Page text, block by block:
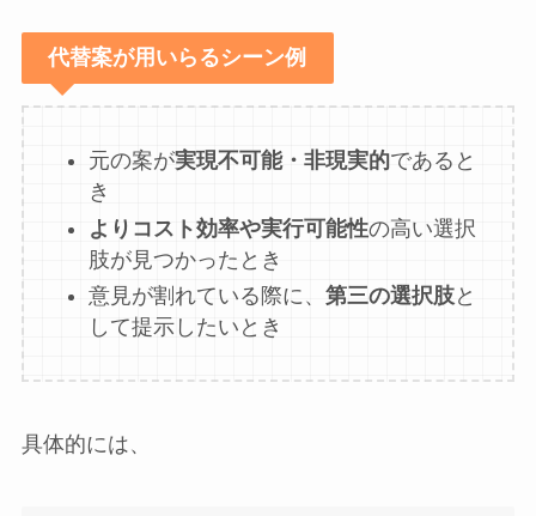
代替案が用いらるシーン例
元の案が実現不可能・非現実的であると
き
よりコスト効率や実行可能性の高い選択
肢が見つかったとき
意見が割れている際に、 第三の選択肢と
して提示したいとき
具体的には、